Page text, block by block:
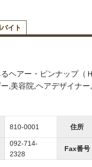
イト
ヘアー・ピンナップ（
,美容院,ヘアデザイナ
810-0001 住所
092-714-
2328
Fax番号